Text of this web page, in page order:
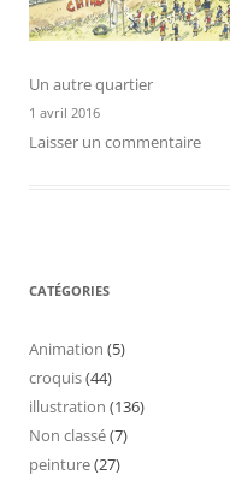
Un autre quartier
1 avril 2016
Laisser un commentaire
CATÉGORIES
Animation (5)
croquis(44)
illustration (136)
Non classé(7)
peinture(27)